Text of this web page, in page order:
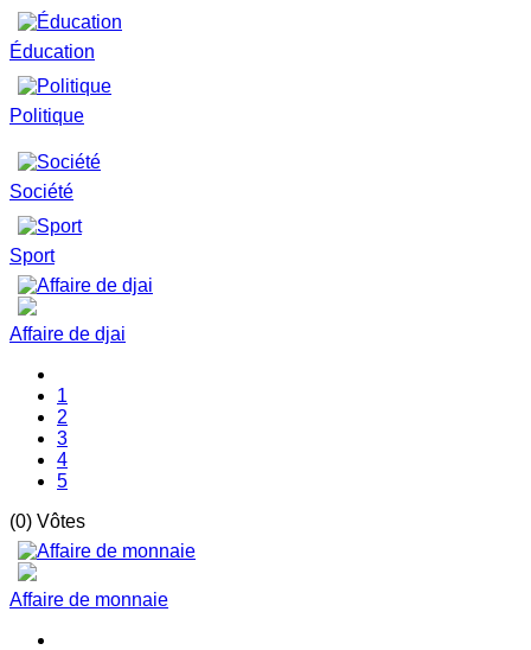
Éducation
Politique
Société
Sport
Affaire de djai
1
2
3
4
5
(0) Vôtes
Affaire de monnaie